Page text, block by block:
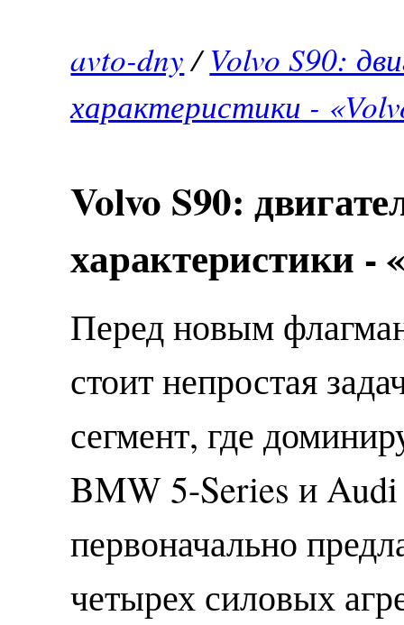
avto-dny/Volvo S90:
характеристики -
Volvo S90:
характеристики -
Перед новым
стоит непростая
сегмент, где
BMW 5-Series и
первоначально
четырех силовых